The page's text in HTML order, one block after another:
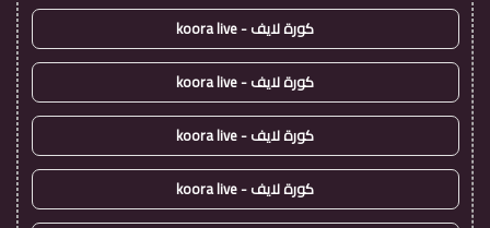
كورة لايف - koora live
كورة لايف - koora live
كورة لايف - koora live
كورة لايف - koora live